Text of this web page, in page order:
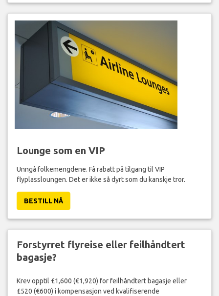
Lounge som en VIP
Unngå folkemengdene. Få rabatt på tilgang til VIP
flyplassloungen. Det er ikke så dyrt som du kanskje tror.
BESTILL NÅ
Forstyrret flyreise eller feilhåndtert
bagasje?
Krev opptil £1,600 (€1,920) for feilhåndtert bagasje eller
£520 (€600) i kompensasjon ved kvalifiserende